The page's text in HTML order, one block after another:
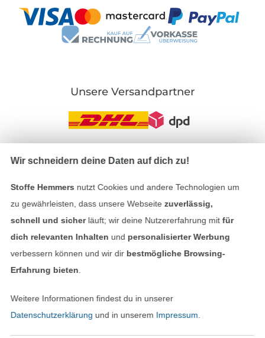
Unsere Versandpartner
AGB
Datenschutz
Kontakt
In den deutschen Shop wechseln (aktuell
Wir schneidern deine Daten auf dich zu!
Stoffe Hemmers nutzt Cookies und andere Technologien um
zu gewährleisten, dass unsere Webseite zuverlässig,
schnell und sicherläuft; wir deine Nutzererfahrung mitfür
dich relevanten Inhalten und personalisierter Werbung
verbessern können und wir dir bestmögliche Browsing-
Erfahrung bieten
Weitere Informationen findest du in unserer
Datenschutzerklärung und in unserem Impressum